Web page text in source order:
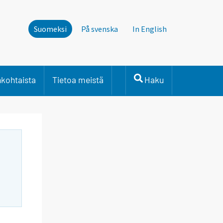
Suomeksi På svenska In English
Tietoa meistä Haku